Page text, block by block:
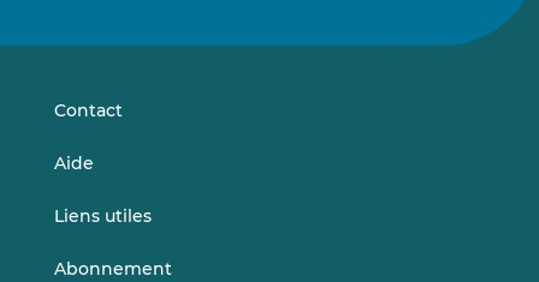
sursur
Contact
Aide
Liens utiles
Abonnement